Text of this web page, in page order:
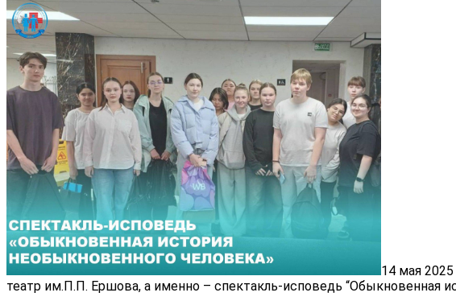
14 мая
театр им.П.П. Ершова, а именно – спектакль-исповедь “Обыкновенная